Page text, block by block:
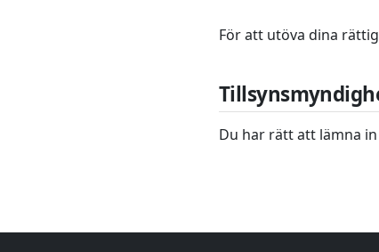
För att utöva dina
Du har rätt att lämna